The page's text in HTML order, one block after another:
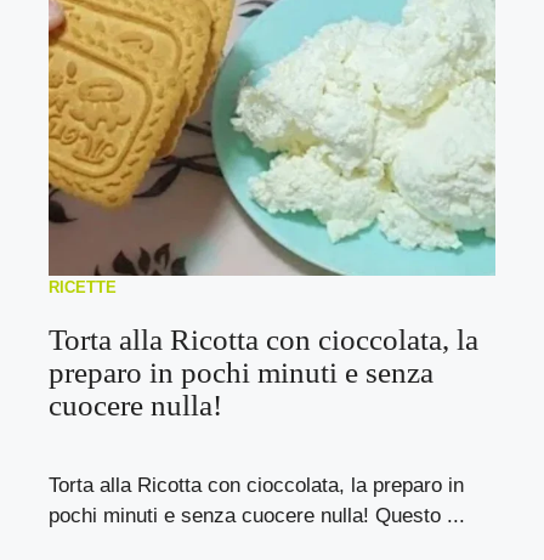
RICETTE
Torta alla Ricotta con cioccolata, la
preparo in pochi minuti e senza
cuocere nulla!
Torta alla Ricotta con cioccolata, la preparo in
pochi minuti e senza cuocere nulla! Questo ...